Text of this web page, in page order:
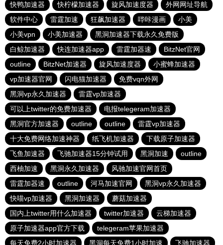
快鸭加速器
快柠檬加速器 旋风加速度器
外网网址导航
软件中心
雷霆加速 狂飙加速器 哔咔漫画
小美
小美vpn
小美加速器
黑洞加速器下载永久免费版
白鲸加速器
快连加速器app 雷霆加器速
BitzNet官网
outline
BitzNet加速器 旋风加速度器
小蜜蜂加速器
vp加速器官网
闪电猫加速器
免费vqn外网
黑洞vp永久加速器
雷霆vp加速器
可以上twitter的免费加速器
电报telegeram加速器
黑洞官方加速器
outline outline
雷霆vp加速器
十大免费网络加速神器
纸飞机加速器
下载原子加速器
飞鱼加速器
飞驰加速器15分钟试用 黑洞加速
outline
西柚加速
黑洞永久加速器
风驰加速官网首页
雷霆加器速
outline 河马加速官网
黑洞vp永久加速器
快喵vp加速器
黑洞加速器
蘑菇加速器
国内上twitter用什么加速器
twitter加速器
云梯加速器
原子加速器app官方下载
telegeram苹果加速器
每天免费2小时加速器
黑洞每天免费1小时加速 飞驰加速器